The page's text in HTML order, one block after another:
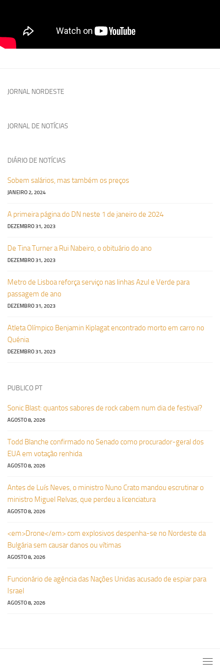
JORNAL NORDESTE
JORNAL DE NOTÍCIAS
DIÁRIO DE NOTÍCIAS
Sobem salários, mas também os preços
JANEIRO 2, 2024
A primeira página do DN neste 1 de janeiro de 2024
DEZEMBRO 31, 2023
De Tina Turner a Rui Nabeiro, o obituário do ano
DEZEMBRO 31, 2023
Metro de Lisboa reforça serviço nas linhas Azul e Verde para
passagem de ano
DEZEMBRO 31, 2023
Atleta Olímpico Benjamin Kiplagat encontrado morto em carro no
Quénia
DEZEMBRO 31, 2023
PUBLICO PT
Sonic Blast: quantos sabores de rock cabem num dia de festival?
AGOSTO 8, 2026
Todd Blanche confirmado no Senado como procurador-geral dos
EUA em votação renhida
AGOSTO 8, 2026
Antes de Luís Neves, o ministro Nuno Crato mandou escrutinar o
ministro Miguel Relvas, que perdeu a licenciatura
AGOSTO 8, 2026
<em>Drone</em> com explosivos despenha-se no Nordeste da
Bulgária sem causar danos ou vítimas
AGOSTO 8, 2026
Funcionário de agência das Nações Unidas acusado de espiar para
Israel
AGOSTO 8, 2026